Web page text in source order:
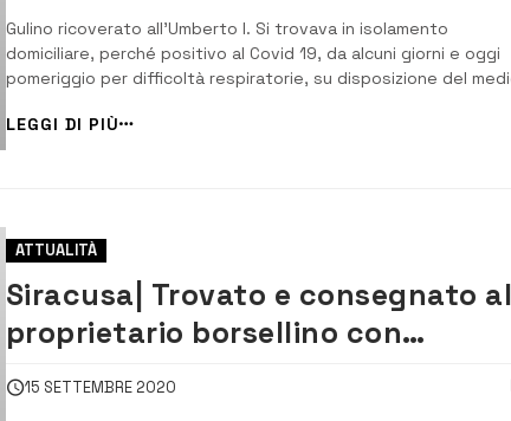
Gulino ricoverato all’Umberto I. Si trovava in isolamento
domiciliare, perché positivo al Covid 19, da alcuni giorni e oggi
pomeriggio per difficoltà respiratorie, su disposizione del
sindaco Pippo Gulino è stato ricoverato, questo pomeriggio, al
Covid Center de...
LEGGI DI PIÙ
ATTUALITÀ
Siracusa| Trovato e consegnato al
proprietario borsellino con
contanti e documenti
15 SETTEMBRE 2020